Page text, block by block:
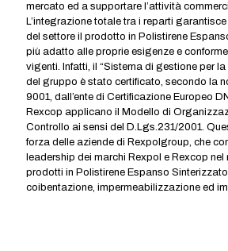
mercato ed a supportare l’attività
L’integrazione totale tra i reparti
del settore il prodotto in Polistirene
più adatto alle proprie esigenze e
vigenti. Infatti, il “Sistema di gestione per
del gruppo è stato certificato, secondo la
9001, dall’ente di Certificazione Europeo
Rexcop applicano il Modello di
Controllo ai sensi del D.Lgs.231/2001.
forza delle aziende di Rexpolgroup, che
leadership dei marchi Rexpol e Rexcop
prodotti in Polistirene Espanso
coibentazione, impermeabilizzazione ed